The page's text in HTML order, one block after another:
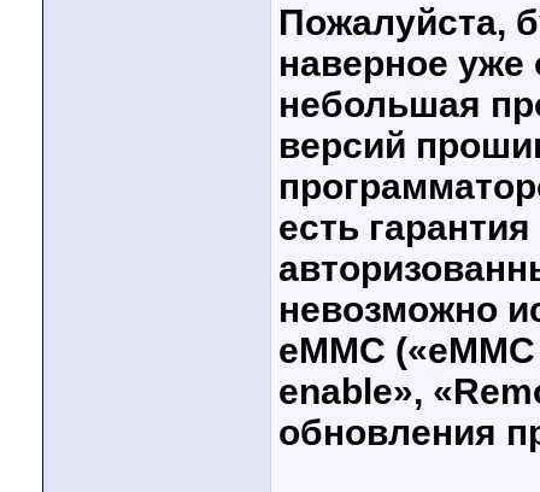
Пожалуйста,
наверное уже
небольшая
версий
есть
невозможно
eMMC
enable»,
обновления